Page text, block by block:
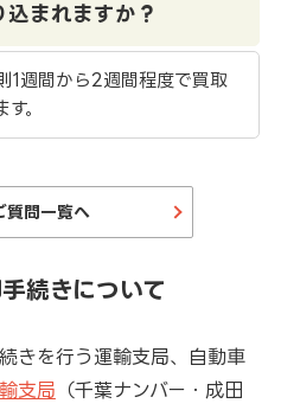
まれますか？
1週間から2週間程度で買取
。
質問一覧へ
続きについて
きを行う運輸支局、自動車
支局 （千葉ナンバー・成田